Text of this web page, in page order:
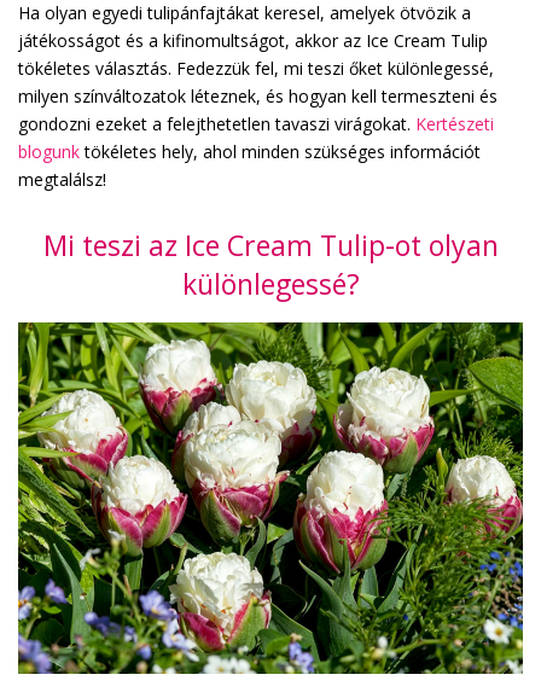
Ha olyan egyedi tulipánfajtákat keresel, amelyek ötvözik a
játékosságot és a kifinomultságot, akkor az Ice Cream Tulip
tökéletes választás. Fedezzük fel, mi teszi őket különlegessé,
milyen színváltozatok léteznek, és hogyan kell termeszteni és
gondozni ezeket a felejthetetlen tavaszi virágokat. Kertészeti
blogunktökéletes hely, ahol minden szükséges információt
megtalálsz!
Mi teszi az Ice Cream Tulip-ot olyan
különlegessé?